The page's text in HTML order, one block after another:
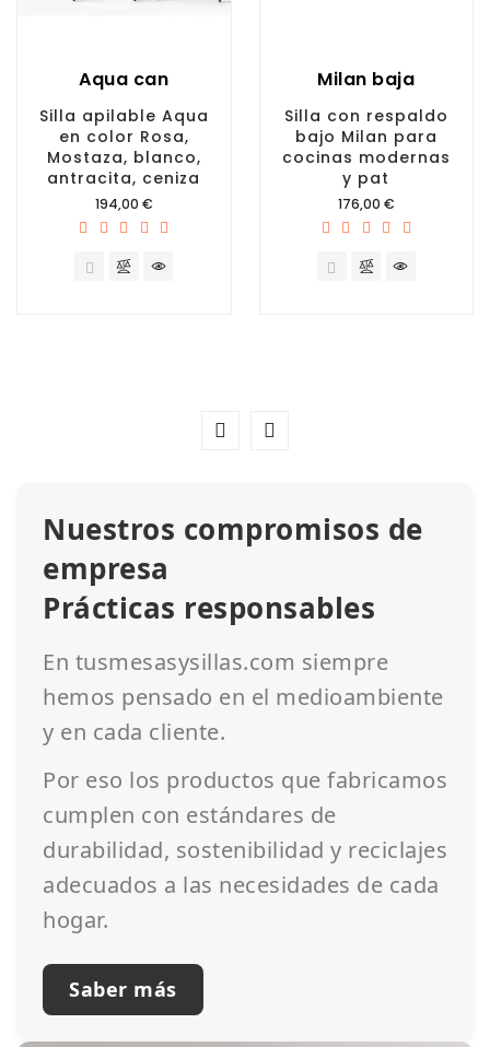
Aqua can
Silla apilable Aqua
en color Rosa,
Mostaza, blanco,
antracita, ceniza
Precio
194,00 €
Milan baja
Silla con respaldo
bajo Milan para
cocinas modernas
y pat
Precio
176,00 €
Nuestros compromisos de
empresa
Prácticas responsables
En tusmesasysillas.com siempre
hemos pensado en el medioambiente
y en cada cliente.
Por eso los productos que fabricamos
cumplen con estándares de
durabilidad, sostenibilidad y reciclajes
adecuados a las necesidades de cada
hogar.
Saber más